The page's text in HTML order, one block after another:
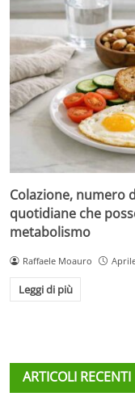
Colazione, numero
quotidiane che
metabolismo
Raffaele Moauro
Leggi di più
ARTICOLI RECENTI